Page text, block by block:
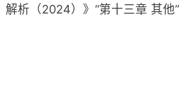
解析（2024）》“第十三章 其他”